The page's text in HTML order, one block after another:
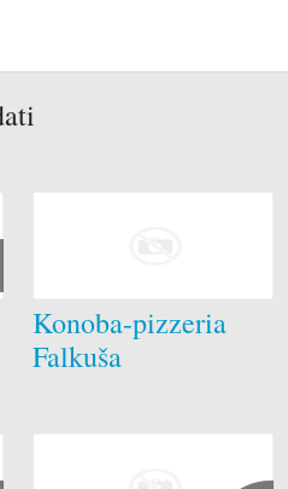
Konoba-pizzeria
Falkuša